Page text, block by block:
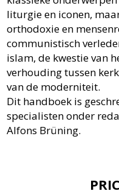
liturgie en iconen,
orthodoxie en
communistisch
islam, de kwestie van
verhouding tussen
van de moderniteit.
Dit handboek is
specialisten onder
Alfons Brüning.